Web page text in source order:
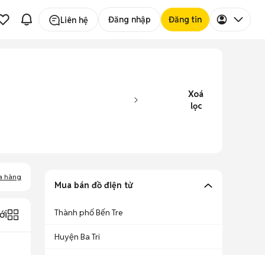
Liên hệ Đăng nhập Đăng tin
Xoá
lọc
hàng
Mua bán đồ điện tử
Thành phố Bến Tre
Huyện Ba Tri